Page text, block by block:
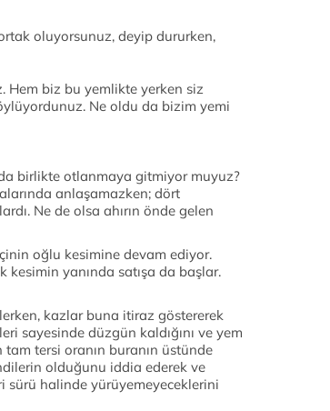
ortak oluyorsunuz, deyip dururken,
Hem biz bu yemlikte yerken siz
Ne oldu da bizim yemi
da birlikte otlanmaya gitmiyor muyuz?
anlaşamazken; dört
Ne de olsa ahırın önde gelen
oğlu kesimine devam ediyor.
kesimin yanında satışa da başlar.
kazlar buna itiraz göstererek
sayesinde düzgün kaldığını ve yem
tam tersi oranın buranın üstünde
olduğunu iddia ederek ve
sürü halinde yürüyemeyeceklerini